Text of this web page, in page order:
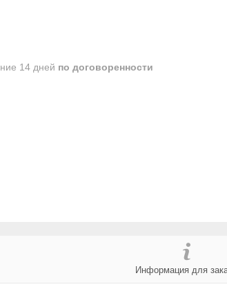
14 дней по договоренности
Информация для